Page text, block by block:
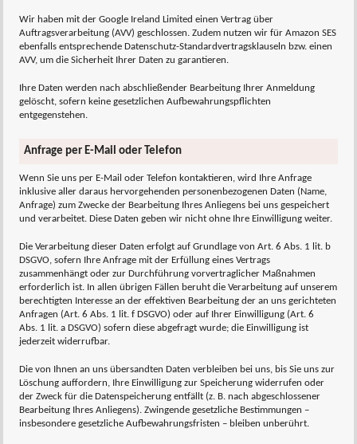
Wir haben mit der Google Ireland Limited einen Vertrag über
Auftragsverarbeitung (AVV) geschlossen. Zudem nutzen wir für Amazon SES
ebenfalls entsprechende Datenschutz-Standardvertragsklauseln bzw. einen
AVV, um die Sicherheit Ihrer Daten zu garantieren.
Ihre Daten werden nach abschließender Bearbeitung Ihrer Anmeldung
gelöscht, sofern keine gesetzlichen Aufbewahrungspflichten
entgegenstehen.
Anfrage per E-Mail oder Telefon
Wenn Sie uns per E-Mail oder Telefon kontaktieren, wird Ihre Anfrage
inklusive aller daraus hervorgehenden personenbezogenen Daten (Name,
Anfrage) zum Zwecke der Bearbeitung Ihres Anliegens bei uns gespeichert
und verarbeitet. Diese Daten geben wir nicht ohne Ihre Einwilligung weiter.
Die Verarbeitung dieser Daten erfolgt auf Grundlage von Art. 6 Abs. 1 lit. b
DSGVO, sofern Ihre Anfrage mit der Erfüllung eines Vertrags
zusammenhängt oder zur Durchführung vorvertraglicher Maßnahmen
erforderlich ist. In allen übrigen Fällen beruht die Verarbeitung auf unserem
berechtigten Interesse an der effektiven Bearbeitung der an uns gerichteten
Anfragen (Art. 6 Abs. 1 lit. f DSGVO) oder auf Ihrer Einwilligung (Art. 6
Abs. 1 lit. a DSGVO) sofern diese abgefragt wurde; die Einwilligung ist
jederzeit widerrufbar.
Die von Ihnen an uns übersandten Daten verbleiben bei uns, bis Sie uns zur
Löschung auffordern, Ihre Einwilligung zur Speicherung widerrufen oder
der Zweck für die Datenspeicherung entfällt (z. B. nach abgeschlossener
Bearbeitung Ihres Anliegens). Zwingende gesetzliche Bestimmungen –
insbesondere gesetzliche Aufbewahrungsfristen – bleiben unberührt.